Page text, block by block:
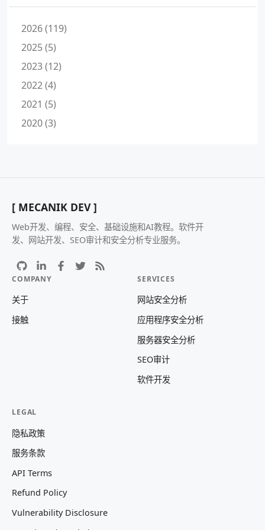
2026 (119)
2025 (5)
2023 (12)
2022 (4)
2021 (5)
2020 (3)
[ MECANIK DEV ]
Web开发、编程、安全、基础设施和AI教程。软件开
发、网站开发、SEO审计和安全分析专业服务。
COMPANY
关于
接触
SERVICES
网站安全分析
应用程序安全分析
服务器安全分析
SEO审计
软件开发
LEGAL
隐私政策
服务条款
API Terms
Refund Policy
Vulnerability Disclosure